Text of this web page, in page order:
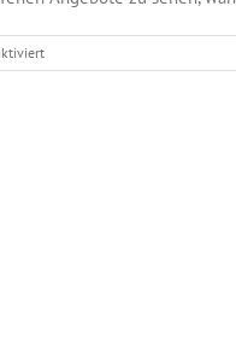
für
Angebote